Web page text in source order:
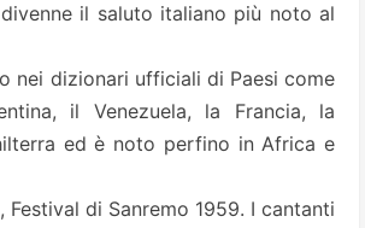
il saluto italiano più noto al
nei dizionari ufficiali di Paesi come
il Venezuela, la Francia, la
ed è noto perfino in Africa e
di Sanremo 1959. I cantanti